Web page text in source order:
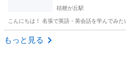
桔梗が丘駅
こんにちは！ 名張で英語・英会話を学んでみ
三重 名張市
もっと見る